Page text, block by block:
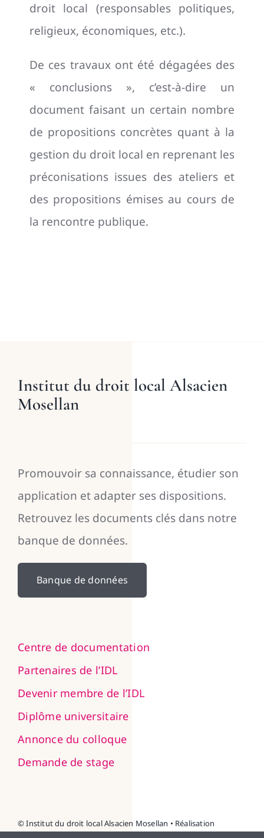
droit local (responsables politiques,
religieux, économiques, etc.).
De ces travaux ont été dégagées des
« conclusions », c’est-à-dire un
document faisant un certain nombre
de propositions concrètes quant à la
gestion du droit local en reprenant les
préconisations issues des ateliers et
des propositions émises au cours de
la rencontre publique.
Institut du droit local Alsacien
Mosellan
Promouvoir sa connaissance, étudier son
application et adapter ses dispositions.
Retrouvez les documents clés dans notre
banque de données.
Banque de données
Centre de documentation
Partenaires de l’IDL
Devenir membre de l’IDL
Diplôme universitaire
Annonce du colloque
Demande de stage
© Institut du droit local Alsacien Mosellan • Réalisation